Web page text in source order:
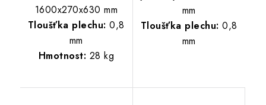
1600x270x630 mm
Tloušťka plechu: 0,8
mm
Hmotnost: 28 kg
mm
Tloušťka plechu: 0,8
mm